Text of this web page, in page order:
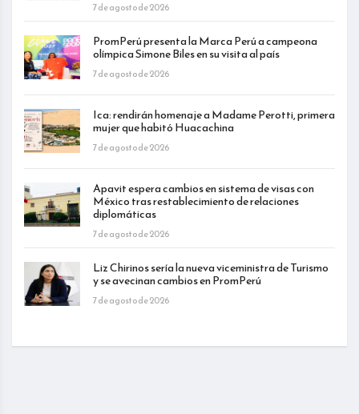
7 de agosto de 2026
PromPerú presenta la Marca Perú a campeona
olímpica Simone Biles en su visita al país
7 de agosto de 2026
Ica: rendirán homenaje a Madame Perotti, primera
mujer que habitó Huacachina
7 de agosto de 2026
Apavit espera cambios en sistema de visas con
México tras restablecimiento de relaciones
diplomáticas
7 de agosto de 2026
Liz Chirinos sería la nueva viceministra de Turismo
y se avecinan cambios en PromPerú
7 de agosto de 2026